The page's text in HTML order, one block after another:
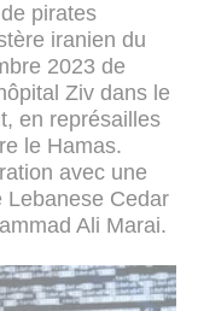
pirates
iranien du
2023 de
Ziv dans le
en représailles
le Hamas.
avec une
Lebanese Cedar
Ali Marai.